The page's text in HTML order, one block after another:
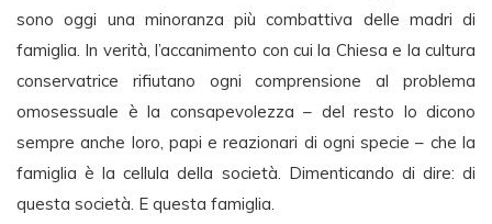
sono oggi una minoranza più combattiva delle madri di
famiglia. In verità, l’accanimento con cui la Chiesa e la cultura
conservatrice rifiutano ogni comprensione al problema
omosessuale è la consapevolezza – del resto lo dicono
sempre anche loro, papi e reazionari di ogni specie – che la
famiglia è la cellula della società. Dimenticando di dire: di
questa società. E questa famiglia.